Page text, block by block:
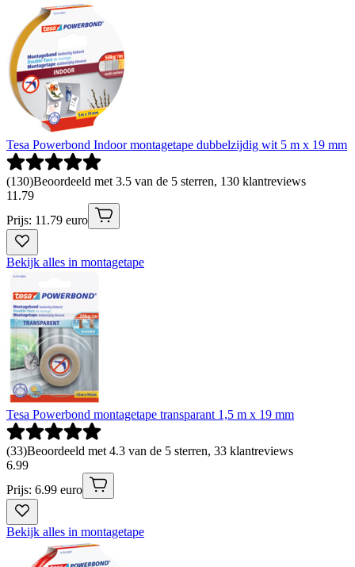
Tesa Powerbond Indoor montagetape dubbelzijdig wit 5 m x 19 mm
(130)Beoordeeld met 3.5 van de 5 sterren, 130 klantreviews
11 .79
Prijs: 11.79 euro
Bekijk alles in montagetape
Tesa Powerbond montagetape transparant 1,5 m x 19 mm
(33)Beoordeeld met 4.3 van de 5 sterren, 33 klantreviews
6.99
Prijs: 6.99 euro
Bekijk alles in montagetape